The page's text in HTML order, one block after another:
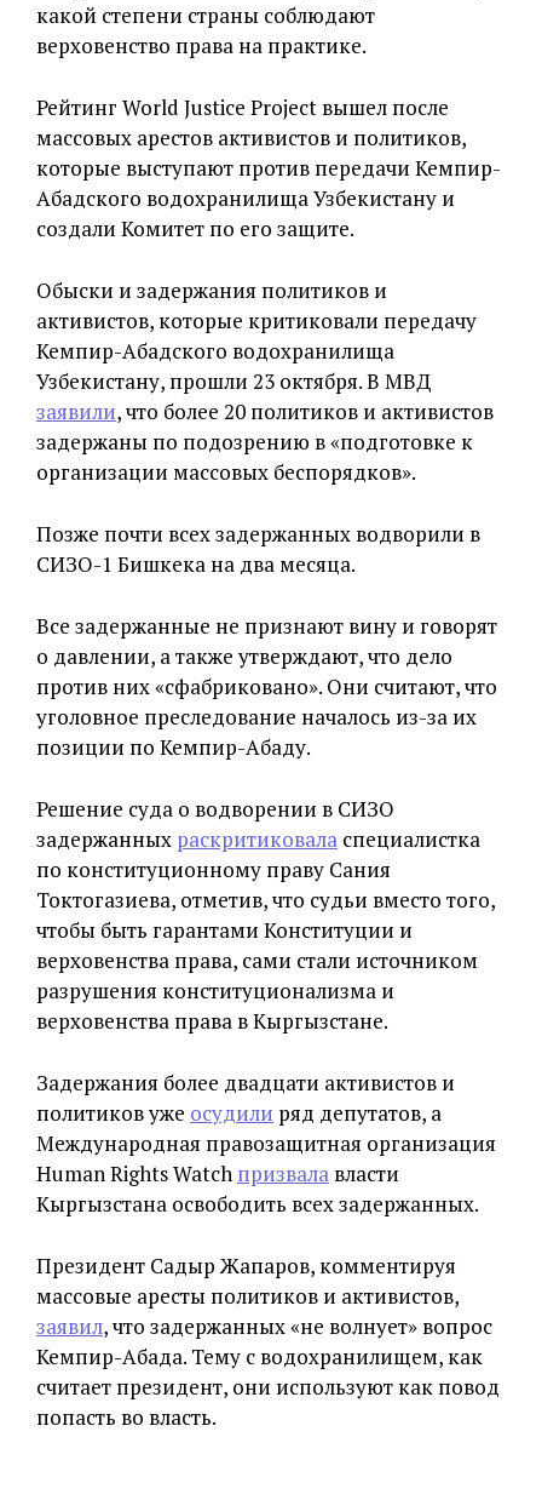
какой степени страны соблюдают
верховенство права на практике.
Рейтинг World Justice Project вышел после
массовых арестов активистов и политиков,
которые выступают против передачи Кемпир-
Абадского водохранилища Узбекистану и
создали Комитет по его защите.
Обыски и задержания политиков и
активистов, которые критиковали передачу
Кемпир-Абадского водохранилища
Узбекистану, прошли 23 октября. В МВД
заявили, что более 20 политиков и активистов
задержаны по подозрению в «подготовке к
организации массовых беспорядков».
Позже почти всех задержанных водворили в
СИЗО-1 Бишкека на два месяца.
Все задержанные не признают вину и говорят
о давлении, а также утверждают, что дело
против них «сфабриковано». Они считают, что
уголовное преследование началось из-за их
позиции по Кемпир-Абаду.
Решение суда о водворении в СИЗО
задержанных раскритиковала специалистка
по конституционному праву Сания
Токтогазиева, отметив, что судьи вместо того,
чтобы быть гарантами Конституции и
верховенства права, сами стали источником
разрушения конституционализма и
верховенства права в Кыргызстане.
Задержания более двадцати активистов и
политиков уже осудили ряд депутатов, а
Международная правозащитная организация
Human Rights Watch призвала власти
Кыргызстана освободить всех задержанных.
Президент Садыр Жапаров, комментируя
массовые аресты политиков и активистов,
заявил, что задержанных «не волнует» вопрос
Кемпир-Абада. Тему с водохранилищем, как
считает президент, они используют как повод
попасть во власть.